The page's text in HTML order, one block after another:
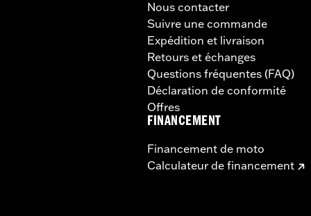
Nous contacter
Suivre une commande
Expédition et livraison
Retours et échanges
Questions fréquentes (FAQ)
Déclaration de conformité
Offres
FINANCEMENT
Financement de moto
Calculateur de financement